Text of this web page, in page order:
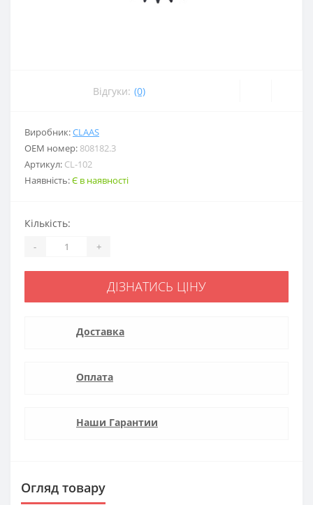
Відгуки: (0)
Виробник:CLAAS
ОЕМ номер: 808182.3
Артикул: CL-102
Наявність:Є в наявності
Кількість:
- +
ДІЗНАТИСЬ ЦІНУ
Доставка
Оплата
Наши Гарантии
Огляд товару